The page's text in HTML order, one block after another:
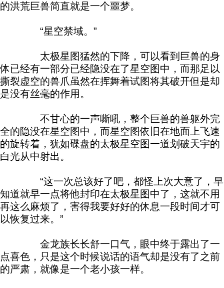
的洪荒巨兽简直就是一个噩梦。
“星空禁域。”
太极星图猛然的下降，可以看到巨兽的身
体已经有一部分已经隐没在了星空图中，而那足以
撕裂虚空的兽爪虽然在挥舞着试图将其破开但是却
是没有丝毫的作用。
不甘心的一声嘶吼，整个巨兽的兽躯外完
全的隐没在星空图中，而星空图依旧在地面上飞速
的旋转着，犹如碟盘的太极星空图一道划破天宇的
白光从中射出。
“这一次总该好了吧，都怪上次大意了，早
知道就早一点将他封印在太极星图中了，这就不用
再这么麻烦了，害得我要好好的休息一段时间才可
以恢复过来。”
金龙族长长舒一口气，眼中终于露出了一
点喜色，只是这个时候说话的语气却是没有了之前
的严肃，就像是一个老小孩一样。